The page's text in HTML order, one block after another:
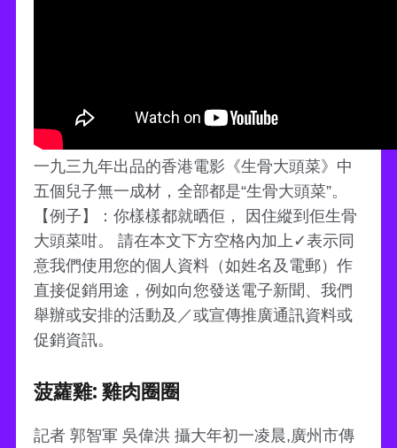
一九三九年出品的香港電影《生骨大頭菜》中
五個兒子無一成材，全部都是“生骨大頭菜”。
【例子】：你樣樣都就晒佢， 因住縱到佢生骨
大頭菜咁。 請在本文下方空格內加上✓表示同
意我們使用您的個人資料（如姓名及電郵）作
直接促銷用途，例如向您發送電子新聞、我們
舉辦或安排的活動及／或宣傳推廣通訊資料或
促銷資訊。
菠蘿雞: 雞肉圈圈
記者 郭智軍 吳偉洪 攝大年初一凌晨,廣州市傳